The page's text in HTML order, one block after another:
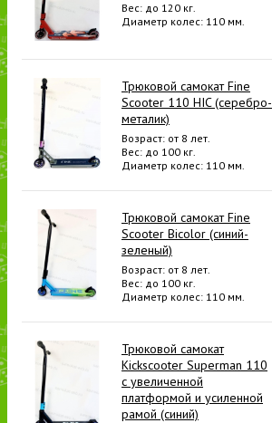
Вес: до 120 кг.
Диаметр колес: 110 мм.
Трюковой самокат Fine
Scooter 110 HIC (серебро-
металик)
Возраст: от 8 лет.
Вес: до 100 кг.
Диаметр колес: 110 мм.
Трюковой самокат Fine
Scooter Bicolor (синий-
зеленый)
Возраст: от 8 лет.
Вес: до 100 кг.
Диаметр колес: 110 мм.
Трюковой самокат
Kickscooter Superman 110
с увеличенной
платформой и усиленной
рамой (синий)